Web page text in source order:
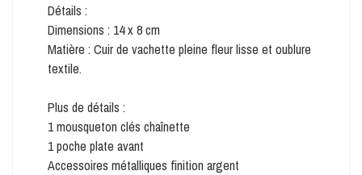
Détails :
Dimensions : 14 x 8 cm
Matière : Cuir de vachette pleine fleur lisse et oublure
textile.
Plus de détails :
1 mousqueton clés chaînette
1 poche plate avant
Accessoires métalliques finition argent